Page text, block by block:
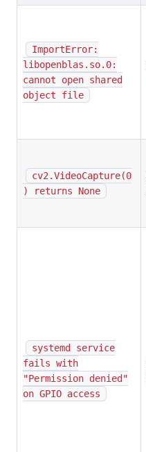
ImportError:
libopenblas.so.0:
cannot open shared
object file
cv2.VideoCapture(0
) returns None
systemd service
fails with
"Permission denied"
on GPIO access